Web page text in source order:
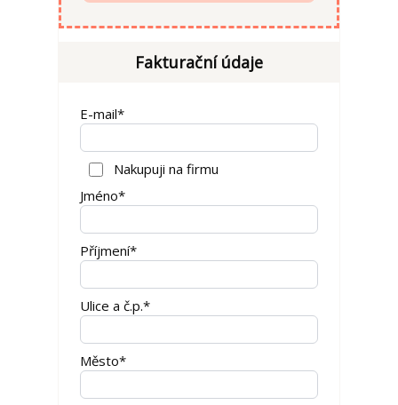
Fakturační údaje
E-mail*
Nakupuji na firmu
Jméno*
Příjmení*
Ulice a č.p.*
Město*